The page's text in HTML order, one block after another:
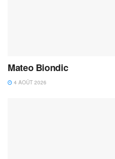
Mateo Biondic
4 AOÛT 2026